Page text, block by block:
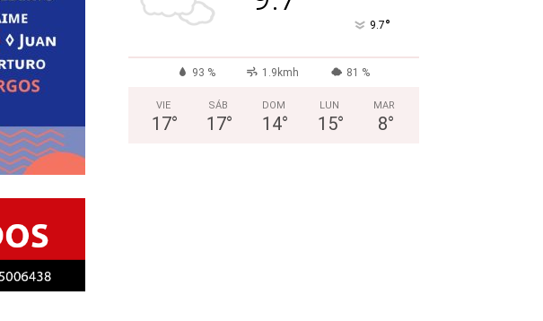
9.7°
93 % 1.9kmh 81 %
VIE
17°
SÁB
17°
DOM
14°
LUN
15°
MAR
8°